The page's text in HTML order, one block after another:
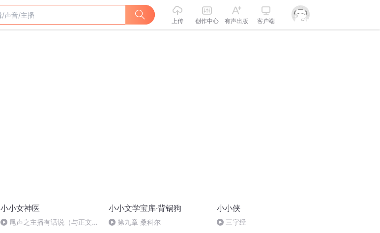
上传 创作中心 有声出版 客户端
小小女神医
尾声之主播有话说（与正文无
小小文学宝库·背锅狗
第九章 桑科尔
小小侠
三字经